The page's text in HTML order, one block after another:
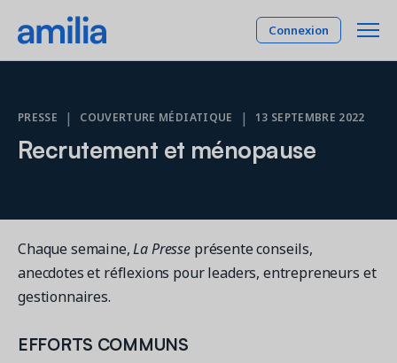
Connexion
SOLUTIONS
Programmation
Gestion de vos programmes et activités
Gestion de plateaux
Comptabilité et finance
Industries
Camp
Centres communautaires
Danse
Compagnie
Ressources
RESSOURCES
PRESSE | COUVERTURE MÉDIATIQUE | 13 SEPTEMBRE 2022
Recrutement et ménopause
Chaque semaine,La Presse présente conseils,
anecdotes et réflexions pour leaders, entrepreneurs et
gestionnaires.
EFFORTS COMMUNS